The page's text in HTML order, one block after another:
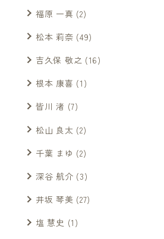
福原 一真 (2)
松本 莉奈 (49)
吉久保 敬之 (16)
根本 康喜 (1)
皆川 渚 (7)
松山 良太 (2)
千葉 まゆ (2)
深谷 航介 (3)
井坂 琴美 (27)
塩 慧史 (1)